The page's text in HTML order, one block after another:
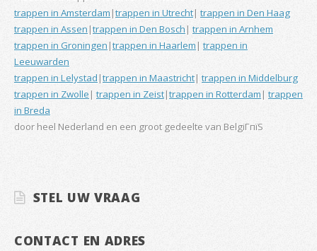
trappen in Amsterdam |trappen in Utrecht| trappen in Den Haag
trappen in Assen|trappen in Den Bosch | trappen in Arnhem
trappen in Groningen|trappen in Haarlem |trappen in
Leeuwarden
trappen in Lelystad |trappen in Maastricht|trappen in Middelburg
trappen in Zwolle| trappen in Zeist|trappen in Rotterdam| trappen
in Breda
door heel Nederland en een groot gedeelte van BelgiГпїЅ
STEL UW VRAAG
CONTACT EN ADRES